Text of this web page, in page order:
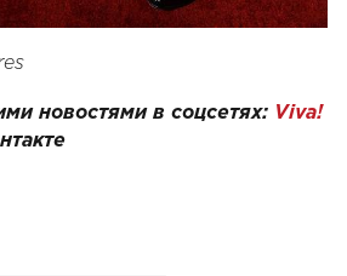
новостями в соцсетях: Viva!